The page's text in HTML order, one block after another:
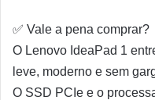
✅ Vale a pena comprar?
O Lenovo IdeaPad 1
leve, moderno e sem
O SSD PCIe e o